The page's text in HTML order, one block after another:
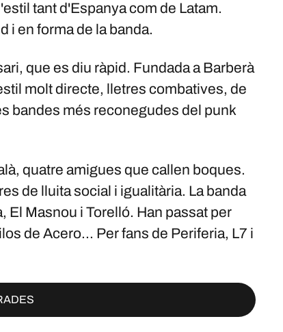
tant d'Espanya com de Latam.
i en forma de la banda.
que es diu ràpid. Fundada a Barberà
molt directe, lletres combatives, de
bandes més reconegudes del punk
quatre amigues que callen boques.
de lluita social i igualitària. La banda
El Masnou i Torelló. Han passat per
de Acero... Per fans de Periferia, L7 i